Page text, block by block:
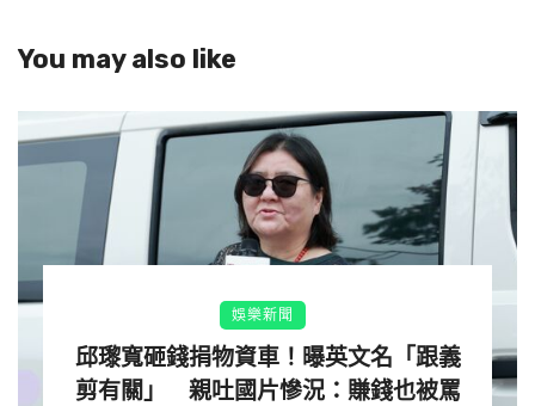
You may also like
娛樂新聞
邱瓈寬砸錢捐物資車！曝英文名「跟義
剪有關」 親吐國片慘況：賺錢也被罵